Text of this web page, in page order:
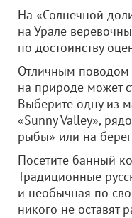
На «Солнечной
на Урале
по достоинству
Отличным поводом
на природе может
Выберите одну из
«Sunny Valley»,
рыбы» или на
Посетите банный
Традиционные
и необычная по
никого не оставят